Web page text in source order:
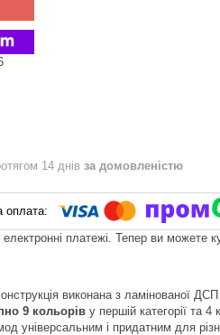
14 днів за домовленістю
електронні платежі. Тепер ви можете
виконана з ламінованої
9 кольорів у першій категорії та 4
універсальним і придатним для